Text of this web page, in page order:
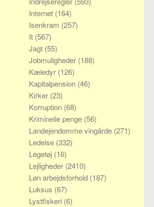
Internet (164)
Isenkram (257)
It (567)
Jagt (55)
Jobmuligheder (188)
Kæledyr (126)
Kapitalpension (46)
Kirker (23)
Korruption (68)
Kriminelle penge (56)
Landejendomme vingårde (271)
Ledelse (332)
Legetøj (16)
Lejligheder (2410)
Løn arbejdsforhold (187)
Luksus (67)
Lystfiskeri (6)